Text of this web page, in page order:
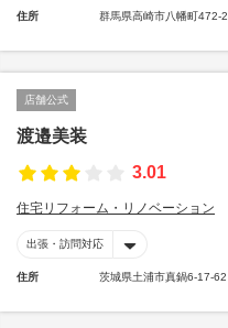
住所 群馬県高崎市八幡町472-2
店舗公式
渡邉美装
3.01
住宅リフォーム・リノベーション
出張・訪問対応
住所 茨城県土浦市真鍋6-17-62